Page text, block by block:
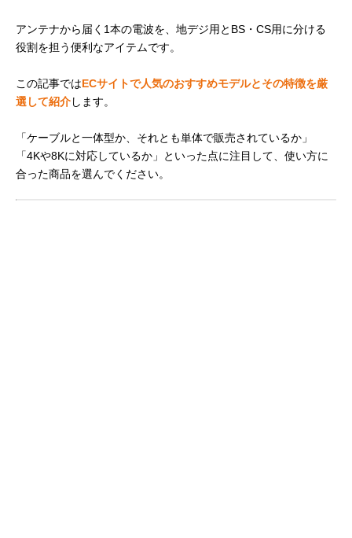
アンテナから届く1本の電波を、地デジ用とBS・CS用に分ける
役割を担う便利なアイテムです。
この記事ではECサイトで人気のおすすめモデルとその特徴を厳
選して紹介します。
「ケーブルと一体型か、それとも単体で販売されているか」
「4Kや8Kに対応しているか」といった点に注目して、使い方に
合った商品を選んでください。